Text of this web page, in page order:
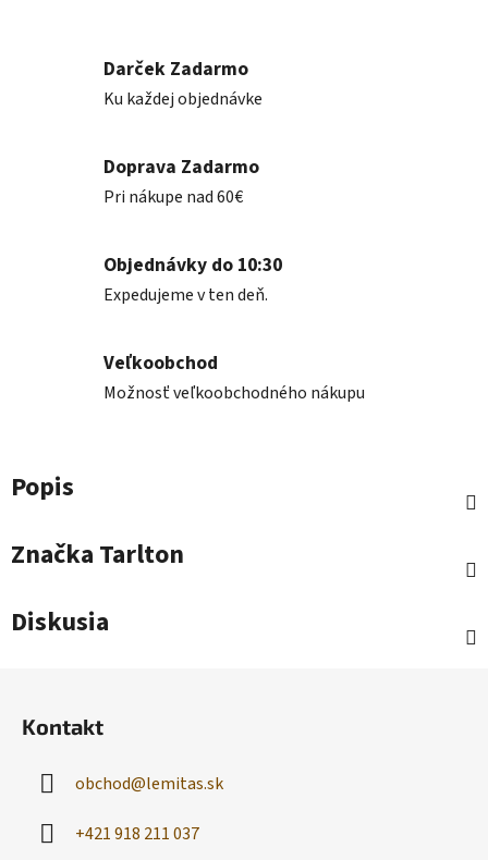
Darček Zadarmo
Ku každej objednávke
Doprava Zadarmo
Pri nákupe nad 60€
Objednávky do 10:30
Expedujeme v ten deň.
Veľkoobchod
Možnosť veľkoobchodného nákupu
Popis
Značka Tarlton
Diskusia
Kontakt
obchod@lemitas.sk
+421 918 211 037